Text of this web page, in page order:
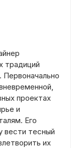
традиций
Первоначально
проектах
и
Его
вести тесный
их